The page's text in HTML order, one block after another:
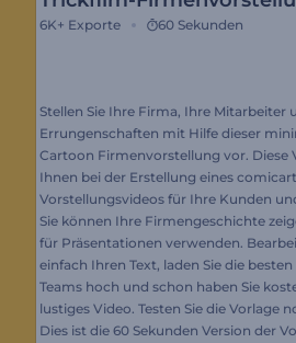
6K+ Exporte 60 Sekunden
Stellen Sie Ihre Firma, Ihre Mitarbeiter
Errungenschaften mit Hilfe dieser
Cartoon Firmenvorstellung vor. Diese
Ihnen bei der Erstellung eines
Vorstellungsvideos für Ihre Kunden
Sie können Ihre Firmengeschichte
für Präsentationen verwenden.
einfach Ihren Text, laden Sie die
Teams hoch und schon haben Sie
lustiges Video. Testen Sie die Vorlage
Dies ist die 60 Sekunden Version der